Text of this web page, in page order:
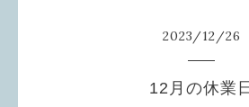
2023/12/26
12月の休業日